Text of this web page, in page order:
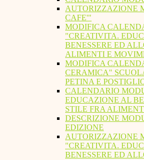
AUTORIZZAZIONE
CAFE'"
MODIFICA
"CREATIVITA.
BENESSERE ED
ALIMENTI E
MODIFICA
CERAMICA"
PETINA E
CALENDARIO
EDUCAZIONE AL
STILE FRA
DESCRIZIONE
EDIZIONE
AUTORIZZAZIONE
"CREATIVITA.
BENESSERE ED